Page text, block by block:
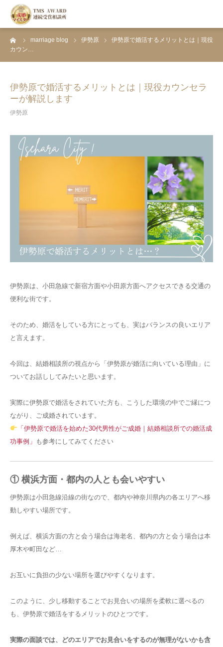
marriage blog 伊勢原
伊勢原で婚活するメリットとは｜現役
カウン…
伊勢原で婚活するメリットとは｜現役カウンセラ
ーが解説します
伊勢原
伊勢原は、小田急線で新宿方面や小田原方面へアクセスできる交通の
便利な街です。
そのため、婚活をしている方にとっても、実はバランスの良いエリア
と言えます。
今回は、結婚相談所の視点から「伊勢原が婚活に向いている理由」に
ついてお話ししてみたいと思います。
実際に伊勢原で婚活をされていた方も、こうした環境の中でご縁につ
ながり、ご成婚されています。
「伊勢原で婚活を始めた30代男性がご成婚｜結婚相談所での婚活成
功事例」 も参考にしてみてください
① 横浜方面・都内の人とも会いやすい
伊勢原は小田急線沿線の街なので、都内や神奈川県内の各エリアへ移
動しやすい場所です。
例えば、横浜方面の方と会う場合は海老名、都内の方と会う場合は本
厚木や町田など…
お互いに負担の少ない場所を選びやすくなります。
このように、少し移動することでお見合いの場所を柔軟に選べるの
も、伊勢原で婚活をするメリットのひとつです。
実際の面談では、どのエリアでお見合いをするのが無理がないかも含
HOME
資料請求・面談予約
婚活ブログ